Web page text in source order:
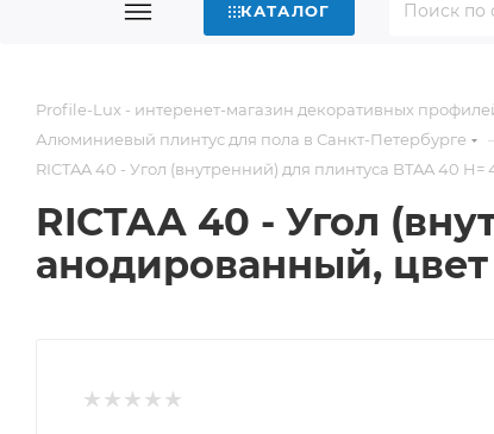
КАТАЛОГ
Profile-Lux - интеренет-магазин декоративных
Алюминиевый плинтус для пола в Санкт-Петербурге
RICTAA 40 - Угол (внутренний) для плинтуса BTAA 40
RICTAA 40 - Угол
анодированный,